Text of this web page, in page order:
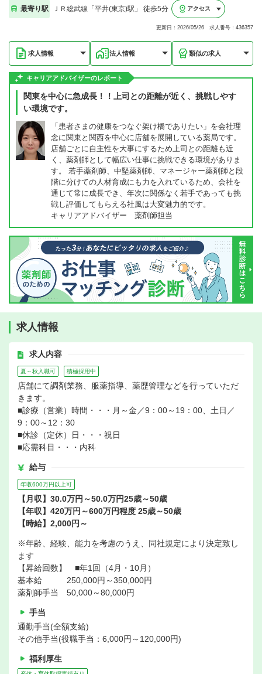
最寄り駅 ＪＲ総武線「平井(東京)駅」 徒歩5分 アクセス
更新日：2026/05/26 求人番号：436357
求人情報 法人情報 類似の求人
キャリアアドバイザーのレポート
関東を中心に急成長！！上司との距離が近く、挑戦しやす
い環境です。
「患者さまの健康をつなぐ架け橋でありたい」を会社理
念に関東と関西を中心に店舗を展開している薬局です。
店舗ごとに自主性を大事にするため上司との距離も近
く、薬剤師として幅広い仕事に挑戦できる環境がありま
す。 若手薬剤師、中堅薬剤師、マネージャー薬剤師と段
階に分けての人材育成にも力を入れているため、会社を
通じて常に成長でき、年次に関係なく若手であっても挑
戦し評価してもらえる社風は大変魅力的です。
キャリアアドバイザー 薬剤師担当
求人情報
求人内容
夏～秋入職可 積極採用中
店舗にて調剤業務、服薬指導、薬歴管理などを行っていただ
きます。
■診療（営業）時間・・・月～金／9：00～19：00、土日／
9：00～12：30
■休診（定休）日・・・祝日
■応需科目・・・内科
給与
年収600万円以上可
【月収】30.0万円～50.0万円25歳～50歳
【年収】420万円～600万円程度 25歳～50歳
【時給】2,000円～
※年齢、経験、能力を考慮のうえ、同社規定により決定致し
ます
【昇給回数】 ■年1回（4月・10月）
基本給 250,000円～350,000円
薬剤師手当 50,000～80,000円
手当
通勤手当(全額支給)
その他手当(役職手当：6,000円～120,000円)
福利厚生